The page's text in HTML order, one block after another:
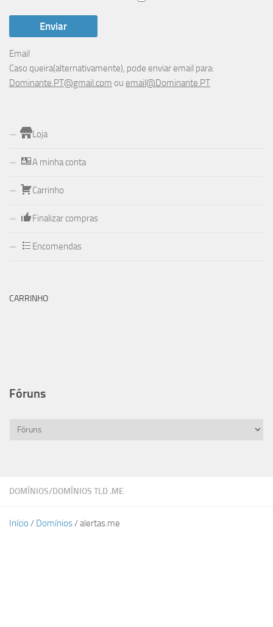
DOMÍNIOS/DOMÍNIOS TLD .ME
Início / Domínios/ alertas.me
Email
Caso queira(alternativamente), pode enviar email para:
Dominante.PT@gmail.com ou email@Dominante.PT
Loja
A minha conta
Carrinho
Finalizar compras
Encomendas
CARRINHO
Fóruns